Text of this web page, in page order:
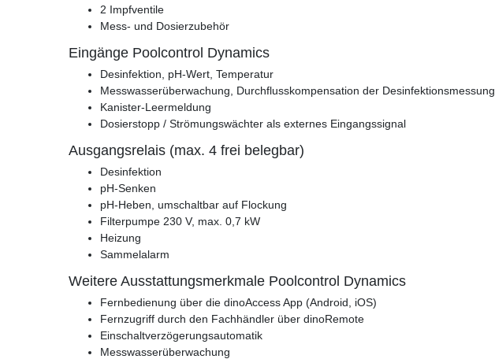
2 Impfventile
Mess- und Dosierzubehör
Eingänge Poolcontrol Dynamics
Desinfektion, pH-Wert, Temperatur
Messwasserüberwachung, Durchflusskompensation der Desinfektionsmessung
Kanister-Leermeldung
Dosierstopp / Strömungswächter als externes Eingangssignal
Ausgangsrelais (max. 4 frei belegbar)
Desinfektion
pH-Senken
pH-Heben, umschaltbar auf Flockung
Filterpumpe 230 V, max. 0,7 kW
Heizung
Sammelalarm
Weitere Ausstattungsmerkmale Poolcontrol Dynamics
Fernbedienung über die dinoAccess App (Android, iOS)
Fernzugriff durch den Fachhändler über dinoRemote
Einschaltverzögerungsautomatik
Messwasserüberwachung